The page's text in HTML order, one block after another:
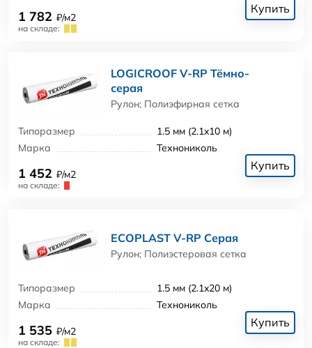
1 782 ₽/м2
на складе:
Купить
LOGICROOF V-RP Тёмно-
серая
Рулон; Полиэфирная сетка
Типоразмер
1.5 мм (2.1x10 м)
Марка
Технониколь
1 452 ₽/м2
на складе:
Купить
ECOPLAST V-RP Серая
Рулон; Полиэстеровая сетка
Типоразмер
1.5 мм (2.1x20 м)
Марка
Технониколь
1 535 ₽/м2
на складе:
Купить